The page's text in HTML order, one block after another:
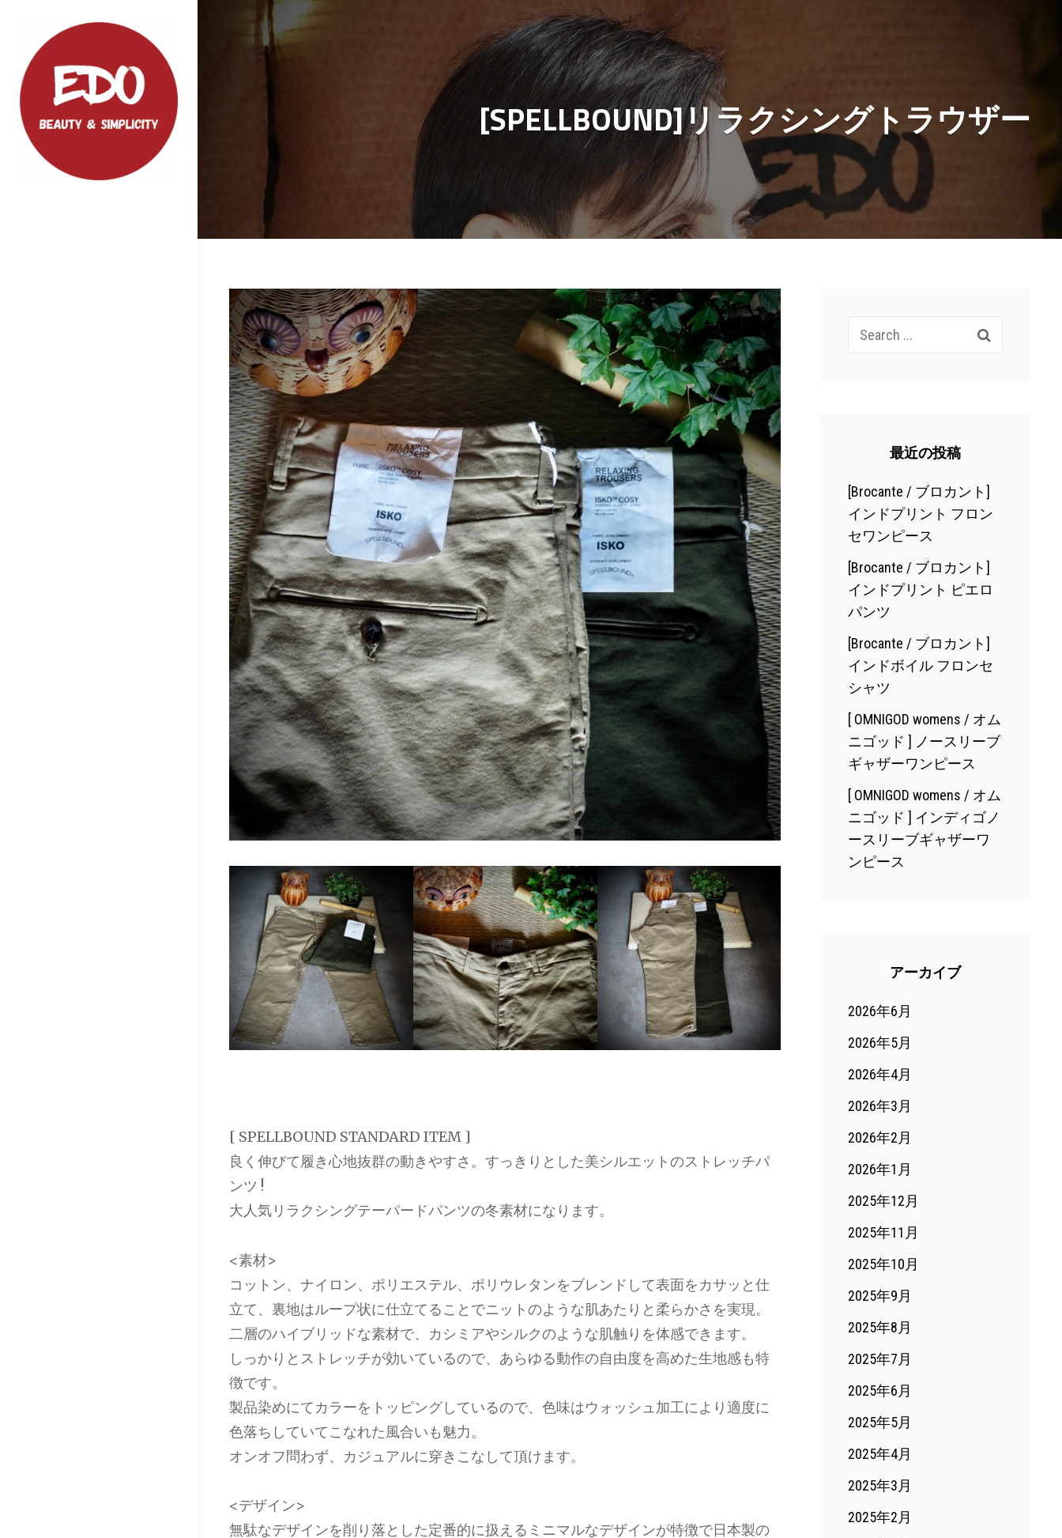
content
[SPELLBOUND]リラクシングトラウザー
[ SPELLBOUND STANDARD ITEM ]
良く伸びて履き心地抜群の動きやすさ。すっきりとした美シルエットのストレッチパ
ンツ !
大人気リラクシングテーパードパンツの冬素材になります。
<素材>
コットン、ナイロン、ポリエステル、ポリウレタンをブレンドして表面をカサッと仕
立て、裏地はループ状に仕立てることでニットのような肌あたりと柔らかさを実現。
二層のハイブリッドな素材で、カシミアやシルクのような肌触りを体感できます。
しっかりとストレッチが効いているので、あらゆる動作の自由度を高めた生地感も特
徴です。
製品染めにてカラーをトッピングしているので、色味はウォッシュ加工により適度に
色落ちしていてこなれた風合いも魅力。
オンオフ問わず、カジュアルに穿きこなして頂けます。
<デザイン>
無駄なデザインを削り落とした定番的に扱えるミニマルなデザインが特徴で日本製の
投
稿
ナ
ビ
ゲ
ー
シ
ョ
ン
Search
最近の投稿
[Brocante / ブロカント]
インドプリント フロン
セワンピース
[Brocante / ブロカント]
インドプリント ピエロ
パンツ
[Brocante / ブロカント]
インドボイル フロンセ
シャツ
[ OMNIGOD womens / オム
ニゴッド ] ノースリーブ
ギャザーワンピース
[ OMNIGOD womens / オム
ニゴッド ] インディゴノ
ースリーブギャザーワ
ンピース
アーカイブ
2026年6月
2026年5月
2026年4月
2026年3月
2026年2月
2026年1月
2025年12月
2025年11月
2025年10月
2025年9月
2025年8月
2025年7月
2025年6月
2025年5月
2025年4月
2025年3月
2025年2月